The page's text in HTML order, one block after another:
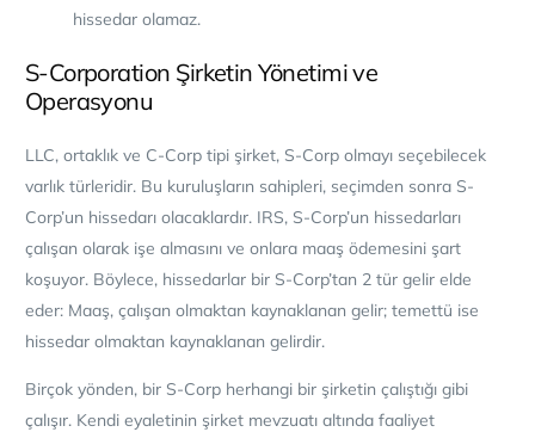
hissedar olamaz.
S-Corporation Şirketin Yönetimi ve
Operasyonu
LLC, ortaklık ve C-Corp tipi şirket, S-Corp olmayı seçebilecek
varlık türleridir. Bu kuruluşların sahipleri, seçimden sonra S-
Corp’un hissedarı olacaklardır. IRS, S-Corp’un hissedarları
çalışan olarak işe almasını ve onlara maaş ödemesini şart
koşuyor. Böylece, hissedarlar bir S-Corp’tan 2 tür gelir elde
eder: Maaş, çalışan olmaktan kaynaklanan gelir; temettü ise
hissedar olmaktan kaynaklanan gelirdir.
Birçok yönden, bir S-Corp herhangi bir şirketin çalıştığı gibi
çalışır. Kendi eyaletinin şirket mevzuatı altında faaliyet